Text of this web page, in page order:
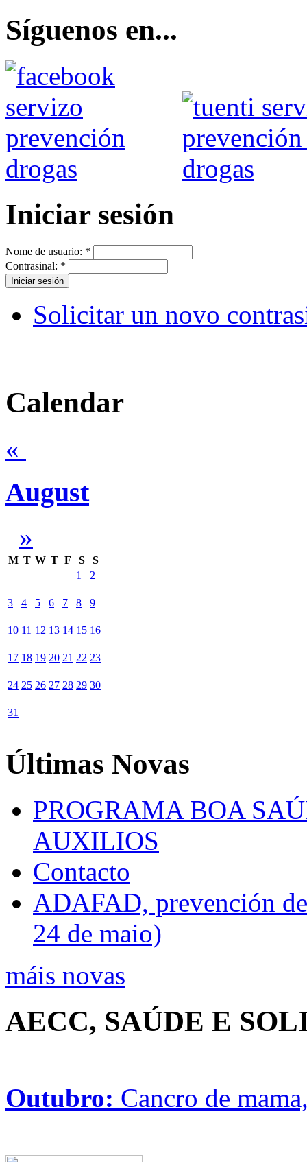
Síguenos en...
Iniciar sesión
Nome de usuario: *
Contrasinal: *
Solicitar un novo
Calendar
«
August
»
M T W T F S
S
1
2
3 4 5 6 7 8 9
10 11 12 13 14 15 16
17 18 19 20 21 22 23
24 25 26 27 28 29 30
31
Últimas Novas
PROGRAMA BOA
AUXILIOS
Contacto
ADAFAD, prevención
24 de maio)
máis novas
AECC, SAÚDE E
Outubro: Cancro de